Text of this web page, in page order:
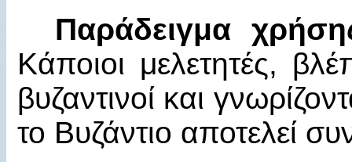
Παράδειγμα
Κάποιοι μελετητές,
βυζαντινοί και
το Βυζάντιο αποτελεί